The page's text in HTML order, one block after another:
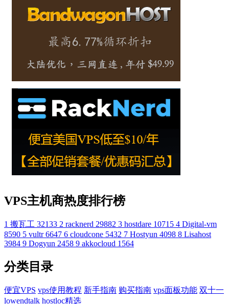
VPS主机商热度排行榜
1 搬瓦工 32133 2 racknerd 29882 3 hostdare 10715 4 Digital-vm
8590 5 vultr 6647 6 cloudcone 5432 7 Hostyun 4098 8 Lisahost
3984 9 Dogyun 2458 9 akkocloud 1564
分类目录
便宜VPS vps使用教程 新手指南 购买指南 vps面板功能 双十一
lowendtalk hostloc精选